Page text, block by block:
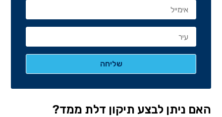
האם ניתן לבצע תיקון דלת ממד?